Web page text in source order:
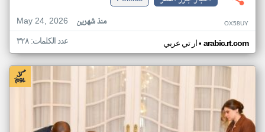
May 24, 2026
منذ شهرين OX58UY
ار تي عربي• arabic.rt.com عدد الكلمات: ٣٢٨